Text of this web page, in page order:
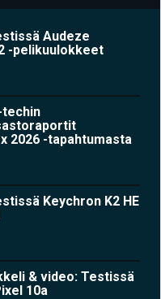
Audeze
-pelikuulokkeet
techin
2026 -tapahtumasta
Keychron K2 HE
& video: Testissä
10a